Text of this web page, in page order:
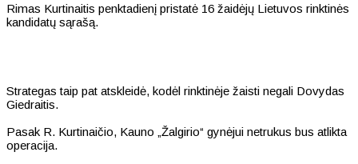
Rimas Kurtinaitis penktadienį pristatė 16 žaidėjų Lietuvos rinktinės
kandidatų sąrašą.
Strategas taip pat atskleidė, kodėl rinktinėje žaisti negali Dovydas
Giedraitis.
Pasak R. Kurtinaičio, Kauno „Žalgirio“ gynėjui netrukus bus atlikta
operacija.